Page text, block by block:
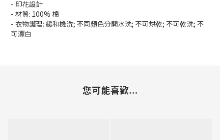
- 印花設計
- 材質: 100% 棉
- 衣物護理: 緩和機洗; 不同顏色分開水洗; 不可烘乾; 不可乾洗; 不
可漂白
您可能喜歡...